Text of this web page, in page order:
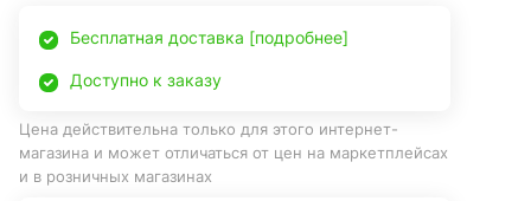
Бесплатная доставка [подробнее]
Доступно к заказу
Цена действительна только для этого интернет-
магазина и может отличаться от цен на маркетплейсах
и в розничных магазинах